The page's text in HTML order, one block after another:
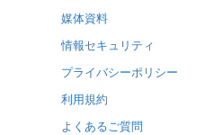
媒体資料
情報セキュリティ
プライバシーポリシー
利用規約
よくあるご質問